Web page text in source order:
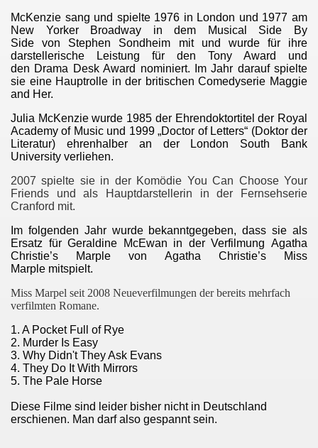
McKenzie sang und spielte 1976 in London und 1977 am
New Yorker Broadway in dem Musical Side By
Side von Stephen Sondheim mit und wurde für ihre
darstellerische Leistung für den Tony Award und
den Drama Desk Award nominiert. Im Jahr darauf spielte
sie eine Hauptrolle in der britischen Comedyserie Maggie
and Her.
Julia McKenzie wurde 1985 der Ehrendoktortitel der Royal
Academy of Music und 1999 „Doctor of Letters“ (Doktor der
Literatur) ehrenhalber an der London South Bank
University verliehen.
2007 spielte sie in der Komödie You Can Choose Your
Friends und als Hauptdarstellerin in der Fernsehserie
Cranford mit.
Im folgenden Jahr wurde bekanntgegeben, dass sie als
Ersatz für Geraldine McEwan in der Verfilmung Agatha
Christie’s Marple von Agatha Christie’s Miss
Marple mitspielt.
Miss Marpel seit 2008 Neueverfilmungen der bereits mehrfach
verfilmten Romane.
1. A Pocket Full of Rye
2. Murder Is Easy
3. Why Didn't They Ask Evans
4. They Do It With Mirrors
5. The Pale Horse
Diese Filme sind leider bisher nicht in Deutschland
erschienen. Man darf also gespannt sein.